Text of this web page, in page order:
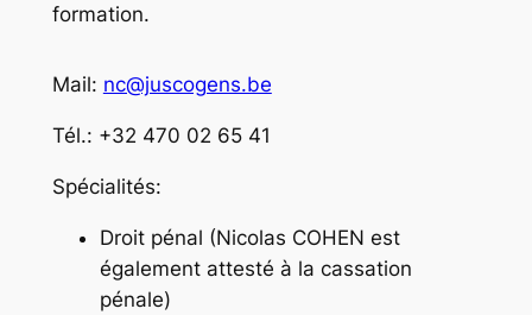
formation.
Mail: nc@juscogens.be
Tél.: +32 470 02 65 41
Spécialités:
Droit pénal (Nicolas COHEN est
également attesté à la cassation
pénale)